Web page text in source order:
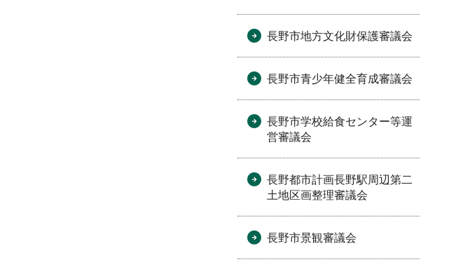
長野市地方文化財保護審議会
長野市青少年健全育成審議会
長野市学校給食センター等運
営審議会
長野都市計画長野駅周辺第二
土地区画整理審議会
長野市景観審議会